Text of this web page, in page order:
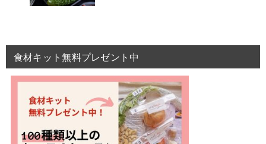
食材キット無料プレゼント中